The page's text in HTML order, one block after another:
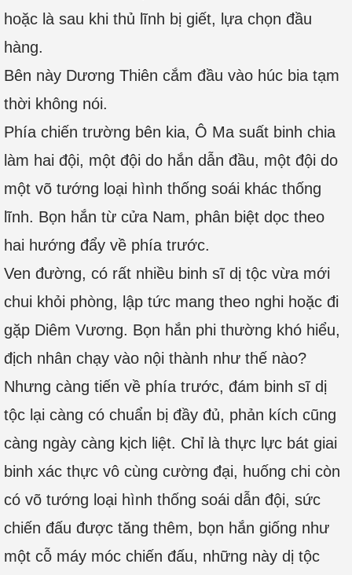
hoặc là sau khi thủ lĩnh bị giết, lựa chọn đầu
hàng.
Bên này Dương Thiên cắm đầu vào húc bia tạm
thời không nói.
Phía chiến trường bên kia, Ô Ma suất binh chia
làm hai đội, một đội do hắn dẫn đầu, một đội do
một võ tướng loại hình thống soái khác thống
lĩnh. Bọn hắn từ cửa Nam, phân biệt dọc theo
hai hướng đẩy về phía trước.
Ven đường, có rất nhiều binh sĩ dị tộc vừa mới
chui khỏi phòng, lập tức mang theo nghi hoặc đi
gặp Diêm Vương. Bọn hắn phi thường khó hiểu,
địch nhân chạy vào nội thành như thế nào?
Nhưng càng tiến về phía trước, đám binh sĩ dị
tộc lại càng có chuẩn bị đầy đủ, phản kích cũng
càng ngày càng kịch liệt. Chỉ là thực lực bát giai
binh xác thực vô cùng cường đại, huống chi còn
có võ tướng loại hình thống soái dẫn đội, sức
chiến đấu được tăng thêm, bọn hắn giống như
một cỗ máy móc chiến đấu, những này dị tộc